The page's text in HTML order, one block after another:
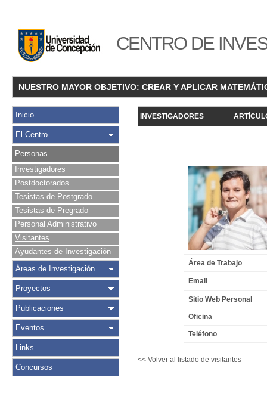
CENTRO DE
NUESTRO MAYOR OBJETIVO: CREAR Y APLICAR
Inicio
El Centro
Personas
Investigadores
Postdoctorados
Tesistas de Postgrado
Tesistas de Pregrado
Personal Administrativo
Visitantes
Ayudantes de Investigación
Áreas de Investigación
Proyectos
Publicaciones
Eventos
Links
Concursos
INVESTIGADORES
Área de Trabajo
Email
Sitio Web Personal
Oficina
Teléfono
<< Volver al listado de visitantes